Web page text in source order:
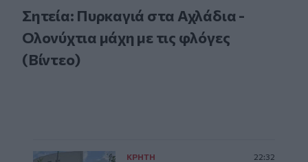
Σητεία: Πυρκαγιά στα Αχλάδια -
Ολονύχτια μάχη με τις φλόγες
(Βίντεο)
ΚΡΗΤΗ 22:32